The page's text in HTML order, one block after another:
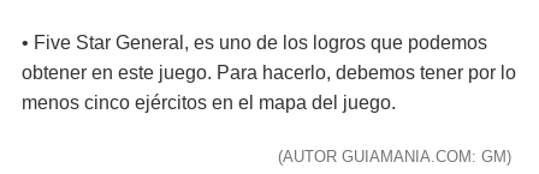
• Five Star General, es uno de los logros que podemos
obtener en este juego. Para hacerlo, debemos tener por lo
menos cinco ejércitos en el mapa del juego.
(AUTOR GUIAMANIA.COM: GM)